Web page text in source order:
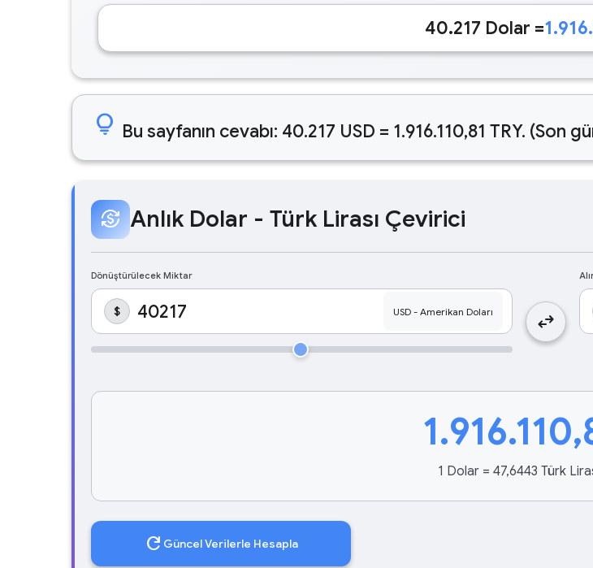
40.217 Dolar =
lightbulb Bu sayfanın cevabı: 40.217 USD = 1.916.110,81 TRY. (Son
currency_exchange Anlık Dolar - Türk Lirası Çevirici
Dönüştürülecek Miktar
$ swap_horiz
1 Dolar = 47,6443 Türk
refresh Güncel Verilerle Hesapla